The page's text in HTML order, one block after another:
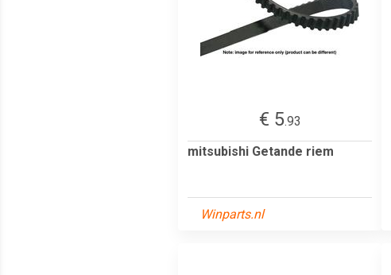
€ 5.93
mitsubishi Getande riem
Winparts.nl